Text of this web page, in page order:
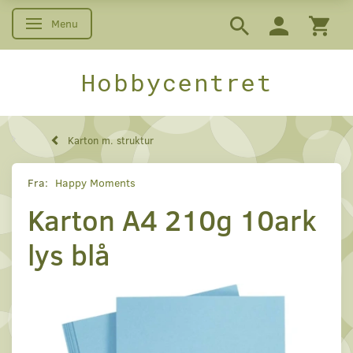
Skifte navigation
Menu
Hobbycentret
Karton m. struktur
Fra: Happy Moments
Karton A4 210g 10ark
lys blå